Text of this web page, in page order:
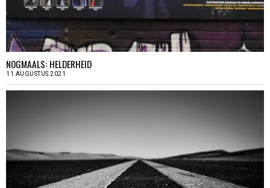
NOGMAALS: HELDERHEID
11 AUGUSTUS 2021